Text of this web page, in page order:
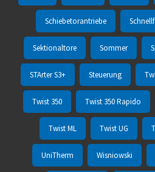
Schiebetorantriebe
Sektionaltore Sommer
STArter S3+ Steuerung
Twist 350 Twist 350 Rapido
Twist ML Twist UG
UniTherm Wisniowski